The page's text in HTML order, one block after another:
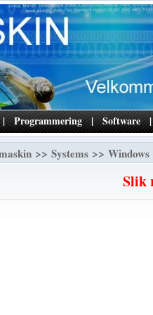
Programmering | Software
>> Systems >> Windows
Slik